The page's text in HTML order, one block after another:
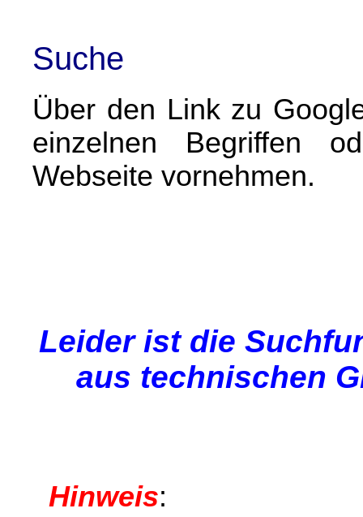
Suche
Über den Link zu
einzelnen Begriffen
Webseite vornehmen.
Leider ist die
aus technischen
Hinweis: